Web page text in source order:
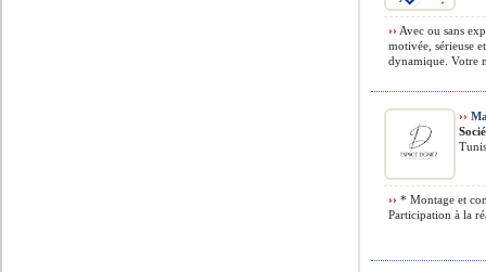
›› Avec ou sans
motivée, sérieuse
dynamique. Votre
››
›› * Montage et
Participation à la